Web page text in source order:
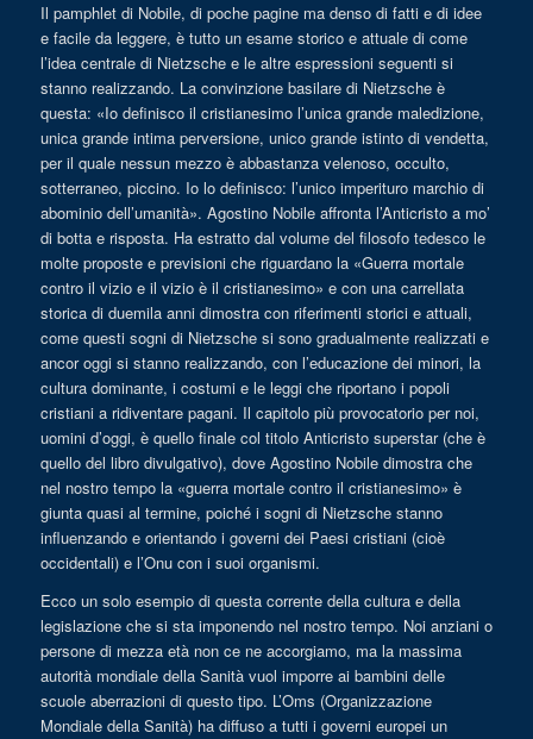
Il pamphlet di Nobile, di poche pagine ma denso di fatti e di idee
e facile da leggere, è tutto un esame storico e attuale di come
l’idea centrale di Nietzsche e le altre espressioni seguenti si
stanno realizzando. La convinzione basilare di Nietzsche è
questa: «Io definisco il cristianesimo l’unica grande maledizione,
unica grande intima perversione, unico grande istinto di vendetta,
per il quale nessun mezzo è abbastanza velenoso, occulto,
sotterraneo, piccino. Io lo definisco: l’unico imperituro marchio di
abominio dell’umanità». Agostino Nobile affronta l’Anticristo a mo’
di botta e risposta. Ha estratto dal volume del filosofo tedesco le
molte proposte e previsioni che riguardano la «Guerra mortale
contro il vizio e il vizio è il cristianesimo» e con una carrellata
storica di duemila anni dimostra con riferimenti storici e attuali,
come questi sogni di Nietzsche si sono gradualmente realizzati e
ancor oggi si stanno realizzando, con l’educazione dei minori, la
cultura dominante, i costumi e le leggi che riportano i popoli
cristiani a ridiventare pagani. Il capitolo più provocatorio per noi,
uomini d’oggi, è quello finale col titolo Anticristo superstar (che è
quello del libro divulgativo), dove Agostino Nobile dimostra che
nel nostro tempo la «guerra mortale contro il cristianesimo» è
giunta quasi al termine, poiché i sogni di Nietzsche stanno
influenzando e orientando i governi dei Paesi cristiani (cioè
occidentali) e l’Onu con i suoi organismi.
Ecco un solo esempio di questa corrente della cultura e della
legislazione che si sta imponendo nel nostro tempo. Noi anziani o
persone di mezza età non ce ne accorgiamo, ma la massima
autorità mondiale della Sanità vuol imporre ai bambini delle
scuole aberrazioni di questo tipo. L’Oms (Organizzazione
Mondiale della Sanità) ha diffuso a tutti i governi europei un